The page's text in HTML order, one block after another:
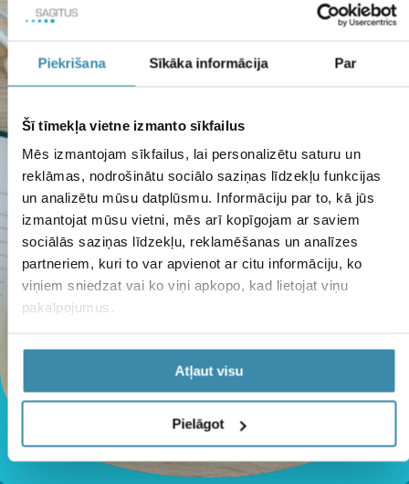
Piekrišana Sīkāka informācija Par
Šī tīmekļa vietne izmanto sīkfailus
Mēs izmantojam sīkfailus, lai personalizētu saturu un
reklāmas, nodrošinātu sociālo saziņas līdzekļu funkcijas
un analizētu mūsu datplūsmu. Informāciju par to, kā jūs
izmantojat mūsu vietni, mēs arī kopīgojam ar saviem
sociālās saziņas līdzekļu, reklamēšanas un analīzes
partneriem, kuri to var apvienot ar citu informāciju, ko
viņiem sniedzat vai ko viņi apkopo, kad lietojat viņu
pakalpojumus.
Atļaut visu
Pielāgot